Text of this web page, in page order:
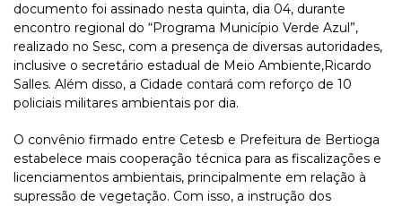
documento foi assinado nesta quinta, dia 04, durante
encontro regional do “Programa Município Verde Azul”,
realizado no Sesc, com a presença de diversas autoridades,
inclusive o secretário estadual de Meio Ambiente,Ricardo
Salles. Além disso, a Cidade contará com reforço de 10
policiais militares ambientais por dia.
O convênio firmado entre Cetesb e Prefeitura de Bertioga
estabelece mais cooperação técnica para as fiscalizações e
licenciamentos ambientais, principalmente em relação à
supressão de vegetação. Com isso, a instrução dos